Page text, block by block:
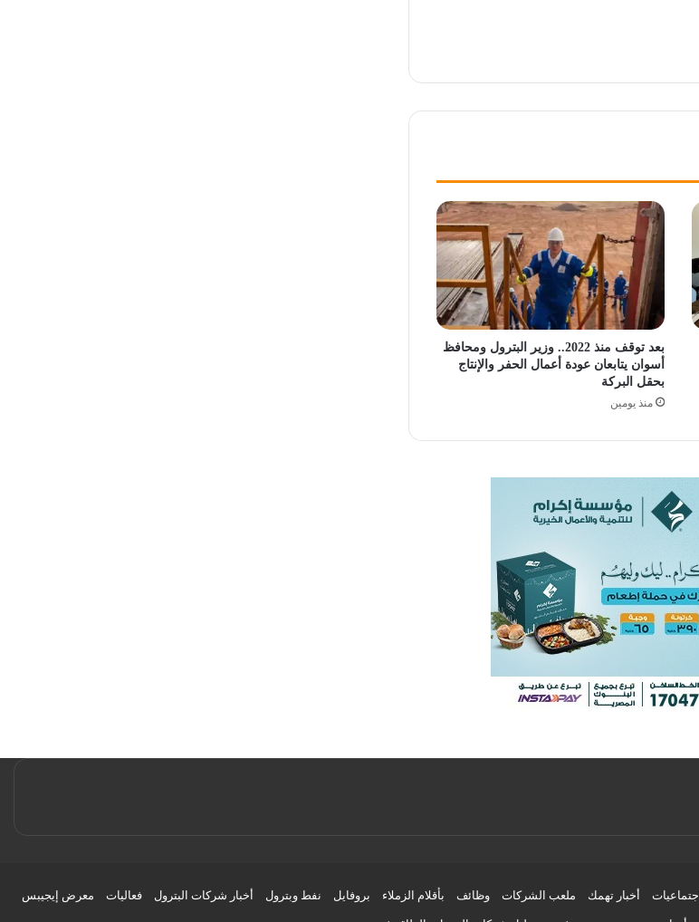
بعد توقف منذ 2022.. وزير البترول ومحافظ
أسوان يتابعان عودة أعمال الحفر والإنتاج
بحقل البركة
منذ يومين
اجتماعيات أخبار تهمك ملعب الشركات وظائف بأقلام الزملاء بروفايل نفط وبترول أخبار شركات البترول فعاليات معرض إيجيبس